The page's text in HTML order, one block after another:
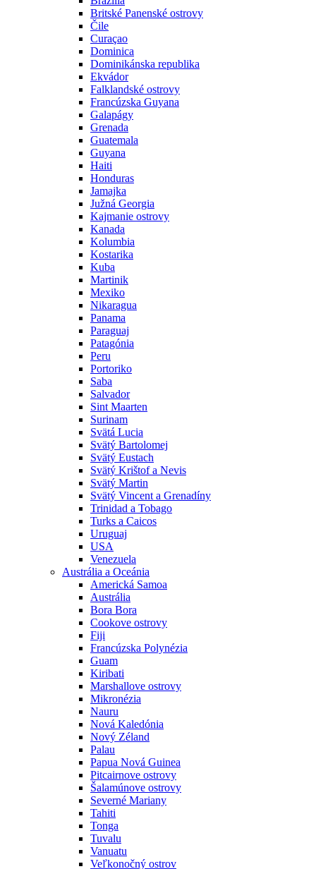
Britské Panenské ostrovy
Čile
Curaçao
Dominica
Dominikánska republika
Ekvádor
Falklandské ostrovy
Francúzska Guyana
Galapágy
Grenada
Guatemala
Guyana
Haiti
Honduras
Jamajka
Južná Georgia
Kajmanie ostrovy
Kanada
Kolumbia
Kostarika
Kuba
Martinik
Mexiko
Nikaragua
Panama
Paraguaj
Patagónia
Peru
Portoriko
Saba
Salvador
Sint Maarten
Surinam
Svätá Lucia
Svätý Bartolomej
Svätý Eustach
Svätý Krištof a Nevis
Svätý Martin
Svätý Vincent a Grenadíny
Trinidad a Tobago
Turks a Caicos
Uruguaj
USA
Venezuela
Austrália a Oceánia
Americká Samoa
Austrália
Bora Bora
Cookove ostrovy
Fiji
Francúzska Polynézia
Guam
Kiribati
Marshallove ostrovy
Mikronézia
Nauru
Nová Kaledónia
Nový Zéland
Palau
Papua Nová Guinea
Pitcairnove ostrovy
Šalamúnove ostrovy
Severné Mariany
Tahiti
Tonga
Tuvalu
Vanuatu
Veľkonočný ostrov